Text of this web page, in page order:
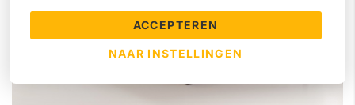
ACCEPTEREN
NAAR INSTELLINGEN